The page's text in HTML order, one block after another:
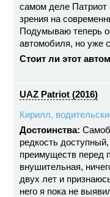
самом деле Патриот
зрения на
Подумываю теперь о
автомобиля, но уже
Стоит ли этот
UAZ Patriot (2016)
Кирилл,
Достоинства:
редкость
преимуществ перед
внушительная,
двух лет и
него я пока не